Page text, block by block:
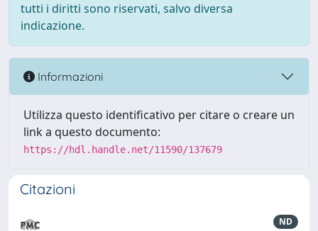
tutti i diritti sono riservati, salvo diversa
indicazione.
Informazioni
Utilizza questo identificativo per citare o creare un
link a questo documento:
https://hdl.handle.net/11590/137679
Citazioni
ND